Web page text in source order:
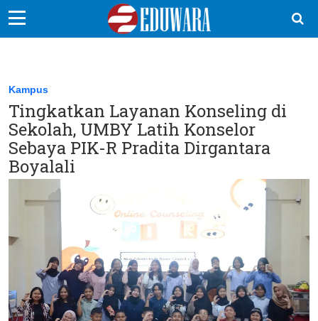
Sekolah Kita
Vokasi
Kampus
Idea
Ikuti Kami di:
Kampus
Tingkatkan Layanan Konseling di
Sekolah, UMBY Latih Konselor
Sebaya PIK-R Pradita Dirgantara
Boyalali